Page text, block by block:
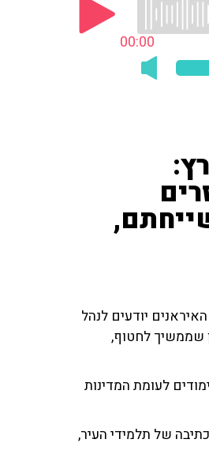
00:00
יודעים לנהל
שממשיך לחטוף,
לעומת המדינות
של תלמידי העיר,